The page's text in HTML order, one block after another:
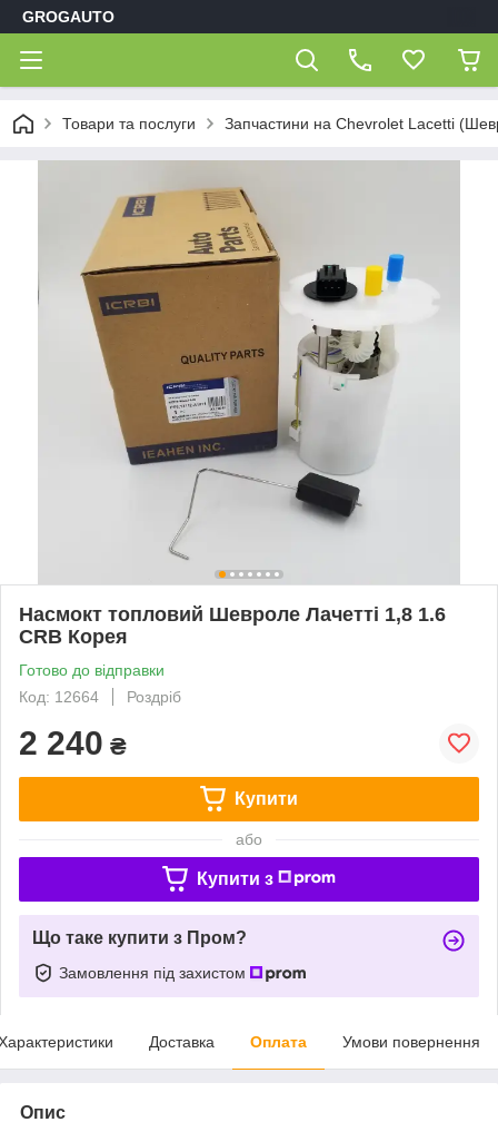
GROGAUTO
Товари та послуги Запчастини на Chevrolet Lacetti
Насмокт топловий Шевроле Лачетті 1,8 1.6
CRB Корея
Готово до відправки
Код: 12664
Роздріб
2 240 ₴
Купити
або
Купити з
Що таке купити з Пром?
Замовлення під захистом
Доставка Оплата Умови повернення
Опис